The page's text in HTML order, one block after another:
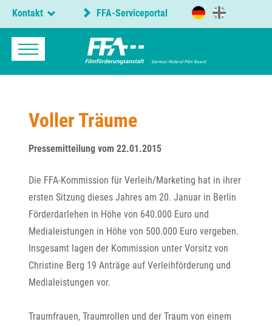
Kontakt FFA-Serviceportal
Voller Träume
Pressemitteilung vom 22.01.2015
Die FFA-Kommission für Verleih/Marketing hat in ihrer
ersten Sitzung dieses Jahres am 20. Januar in Berlin
Förderdarlehen in Höhe von 640.000 Euro und
Medialeistungen in Höhe von 500.000 Euro vergeben.
Insgesamt lagen der Kommission unter Vorsitz von
Christine Berg 19 Anträge auf Verleihförderung und
Medialeistungen vor.
Traumfrauen, Traumrollen und der Traum von einem